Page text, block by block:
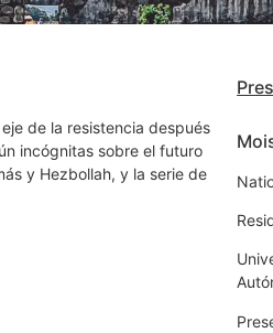
de la resistencia después
incógnitas sobre el futuro
y Hezbollah, y la serie de